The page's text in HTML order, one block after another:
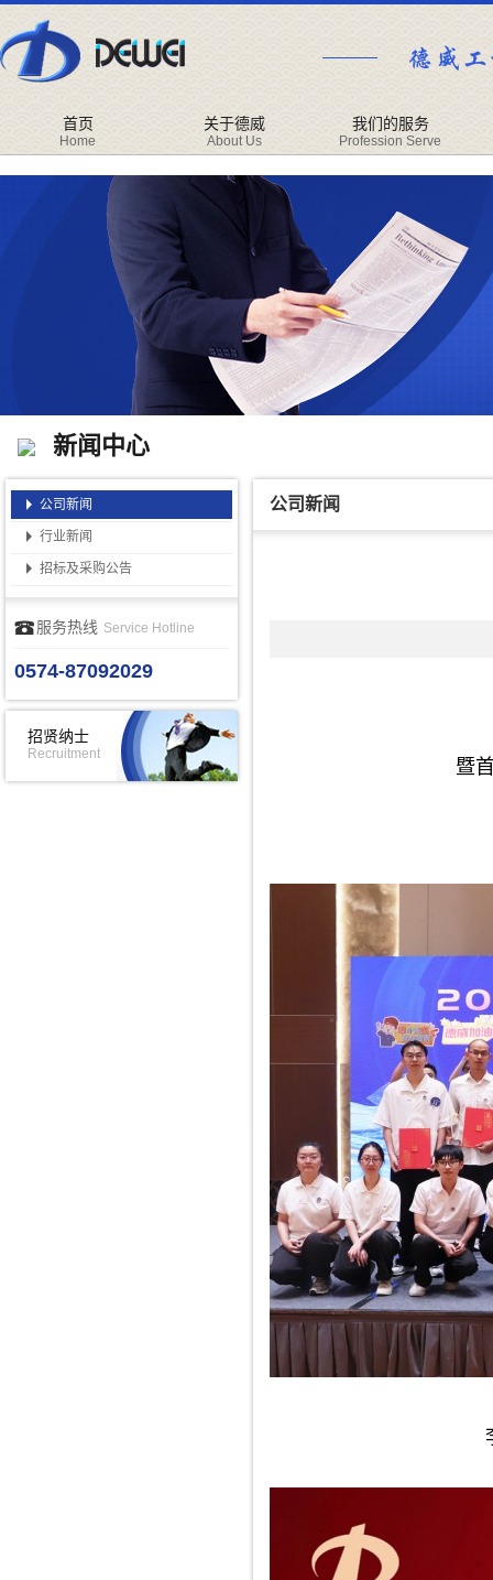
首页
Home
关于德威
About Us
我们的服务
Profession Serve
新闻中心
公司新闻
行业新闻
招标及采购公告
服务热线 Service Hotline
0574-87092029
招贤纳士
Recruitment
公司新闻
暨